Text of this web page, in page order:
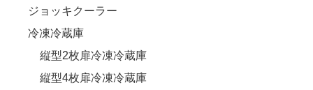
ジョッキクーラー
冷凍冷蔵庫
縦型2枚扉冷凍冷蔵庫
縦型4枚扉冷凍冷蔵庫